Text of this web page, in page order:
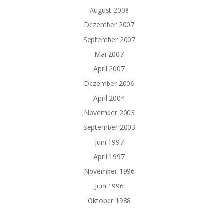
August 2008
Dezember 2007
September 2007
Mai 2007
April 2007
Dezember 2006
April 2004
November 2003
September 2003
Juni 1997
April 1997
November 1996
Juni 1996
Oktober 1988